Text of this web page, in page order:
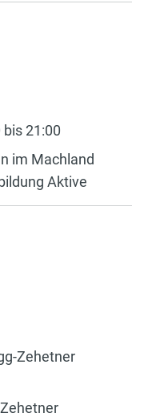
bis 21:00
im Machland
Aktive
Zehetner